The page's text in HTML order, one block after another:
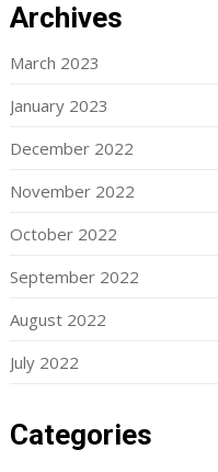
Archives
March 2023
January 2023
December 2022
November 2022
October 2022
September 2022
August 2022
July 2022
Categories